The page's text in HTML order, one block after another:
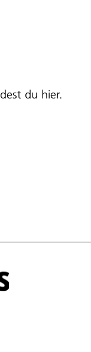
du hier.